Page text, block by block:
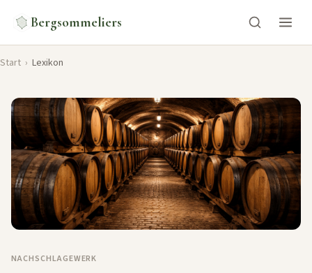
Bergsommeliers
Start › Lexikon
NACHSCHLAGEWERK